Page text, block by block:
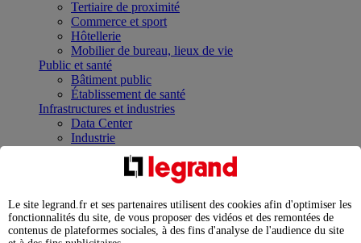
Tertiaire de proximité
Commerce et sport
Hôtellerie
Mobilier de bureau, lieux de vie
Public et santé
Bâtiment public
Établissement de santé
Infrastructures et industries
Data Center
Industrie
Infrastructures
Contrôler et planifier le fonctionnement des appareils
Répartir et optimiser son tableau électrique
Legrand Data Center Solutions : concentrer les
expertises au service de vos performances
Le site legrand.fr et ses partenaires utilisent des cookies afin d'optimiser les
fonctionnalités du site, de vous proposer des vidéos et des remontées de
contenus de plateformes sociales, à des fins d'analyse de l'audience du site